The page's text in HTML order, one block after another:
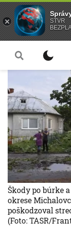
Škody po búrke
okrese
poškodzoval
(Foto: TASR/
STVR